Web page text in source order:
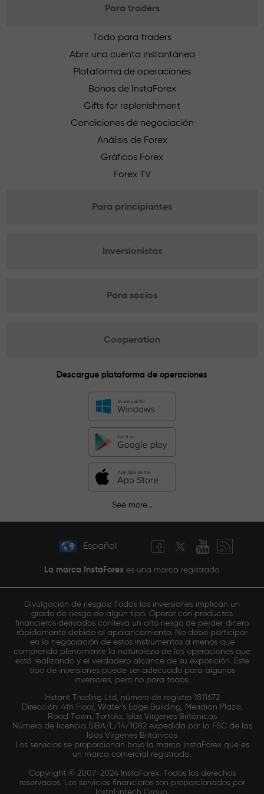
Para traders
Todo para traders
Abrir una cuenta instantánea
Plataforma de operaciones
Bonos de InstaForex
Gifts for replenishment
Condiciones de negociación
Análisis de Forex
Gráficos Forex
Forex TV
Para principiantes
Inversionistas
Para socios
Cooperation
Descargue plataforma de operaciones
See more...
Español
La marca InstaForex es una marca registrada
Divulgación de riesgos: Todas las inversiones implican un
grado de riesgo de algún tipo. Operar con productos
financieros derivados conlleva un alto riesgo de perder dinero
rápidamente debido al apalancamiento. No debe participar
en la negociación de estos instrumentos a menos que
comprenda plenamente la naturaleza de las operaciones que
está realizando y el verdadero alcance de su exposición. Este
tipo de inversiones puede ser adecuado para algunos
inversores, pero no para todos.
Instant Trading Ltd, número de registro 1811672
Dirección: 4th Floor, Water's Edge Building, Meridian Plaza,
Road Town, Tortola, Islas Vírgenes Británicas
Número de licencia SIBA/L/14/1082 expedida por la FSC de las
Islas Vírgenes Británicas
Los servicios se proporcionan bajo la marca InstaForex que es
un marca comercial registrada.
Copyright © 2007-2024 InstaForex. Todos los derechos
reservados. Los servicios financieros son proporcionados por
InstaFintech Group.